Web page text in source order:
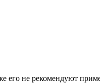
его не рекомендуют